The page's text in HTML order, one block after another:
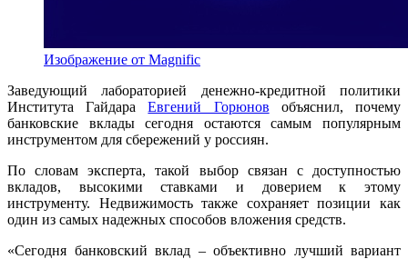
Изображение от Magnific
Заведующий лабораторией денежно-кредитной политики
Института ГайдараЕвгений Горюнов объяснил, почему
банковские вклады сегодня остаются самым популярным
инструментом для сбережений у россиян.
По словам эксперта, такой выбор связан с доступностью
вкладов, высокими ставками и доверием к этому
инструменту. Недвижимость также сохраняет позиции как
один из самых надежных способов вложения средств.
«Сегодня банковский вклад – объективно лучший вариант